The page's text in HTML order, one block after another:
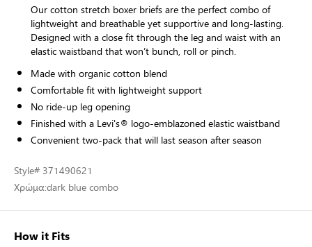
Our cotton stretch boxer briefs are the perfect combo of
lightweight and breathable yet supportive and long-lasting.
Designed with a close fit through the leg and waist with an
elastic waistband that won’t bunch, roll or pinch.
Made with organic cotton blend
Comfortable fit with lightweight support
No ride-up leg opening
Finished with a Levi's® logo-emblazoned elastic waistband
Convenient two-pack that will last season after season
Style# 371490621
Χρώμα:dark blue combo
How it Fits